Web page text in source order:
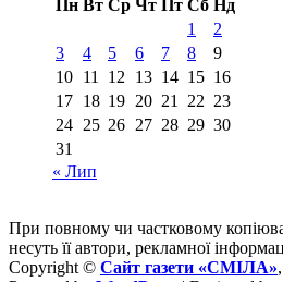
Пн Вт Ср Чт Пт Сб Нд
1
2
3
4 5 6 7 8
9
10 11 12 13 14 15 16
17 18 19 20 21 22 23
24 25 26 27 28 29 30
31
« Лип
При повному чи частковому
несуть її автори, рекламної
Copyright © Сайт газети «СМІЛА»